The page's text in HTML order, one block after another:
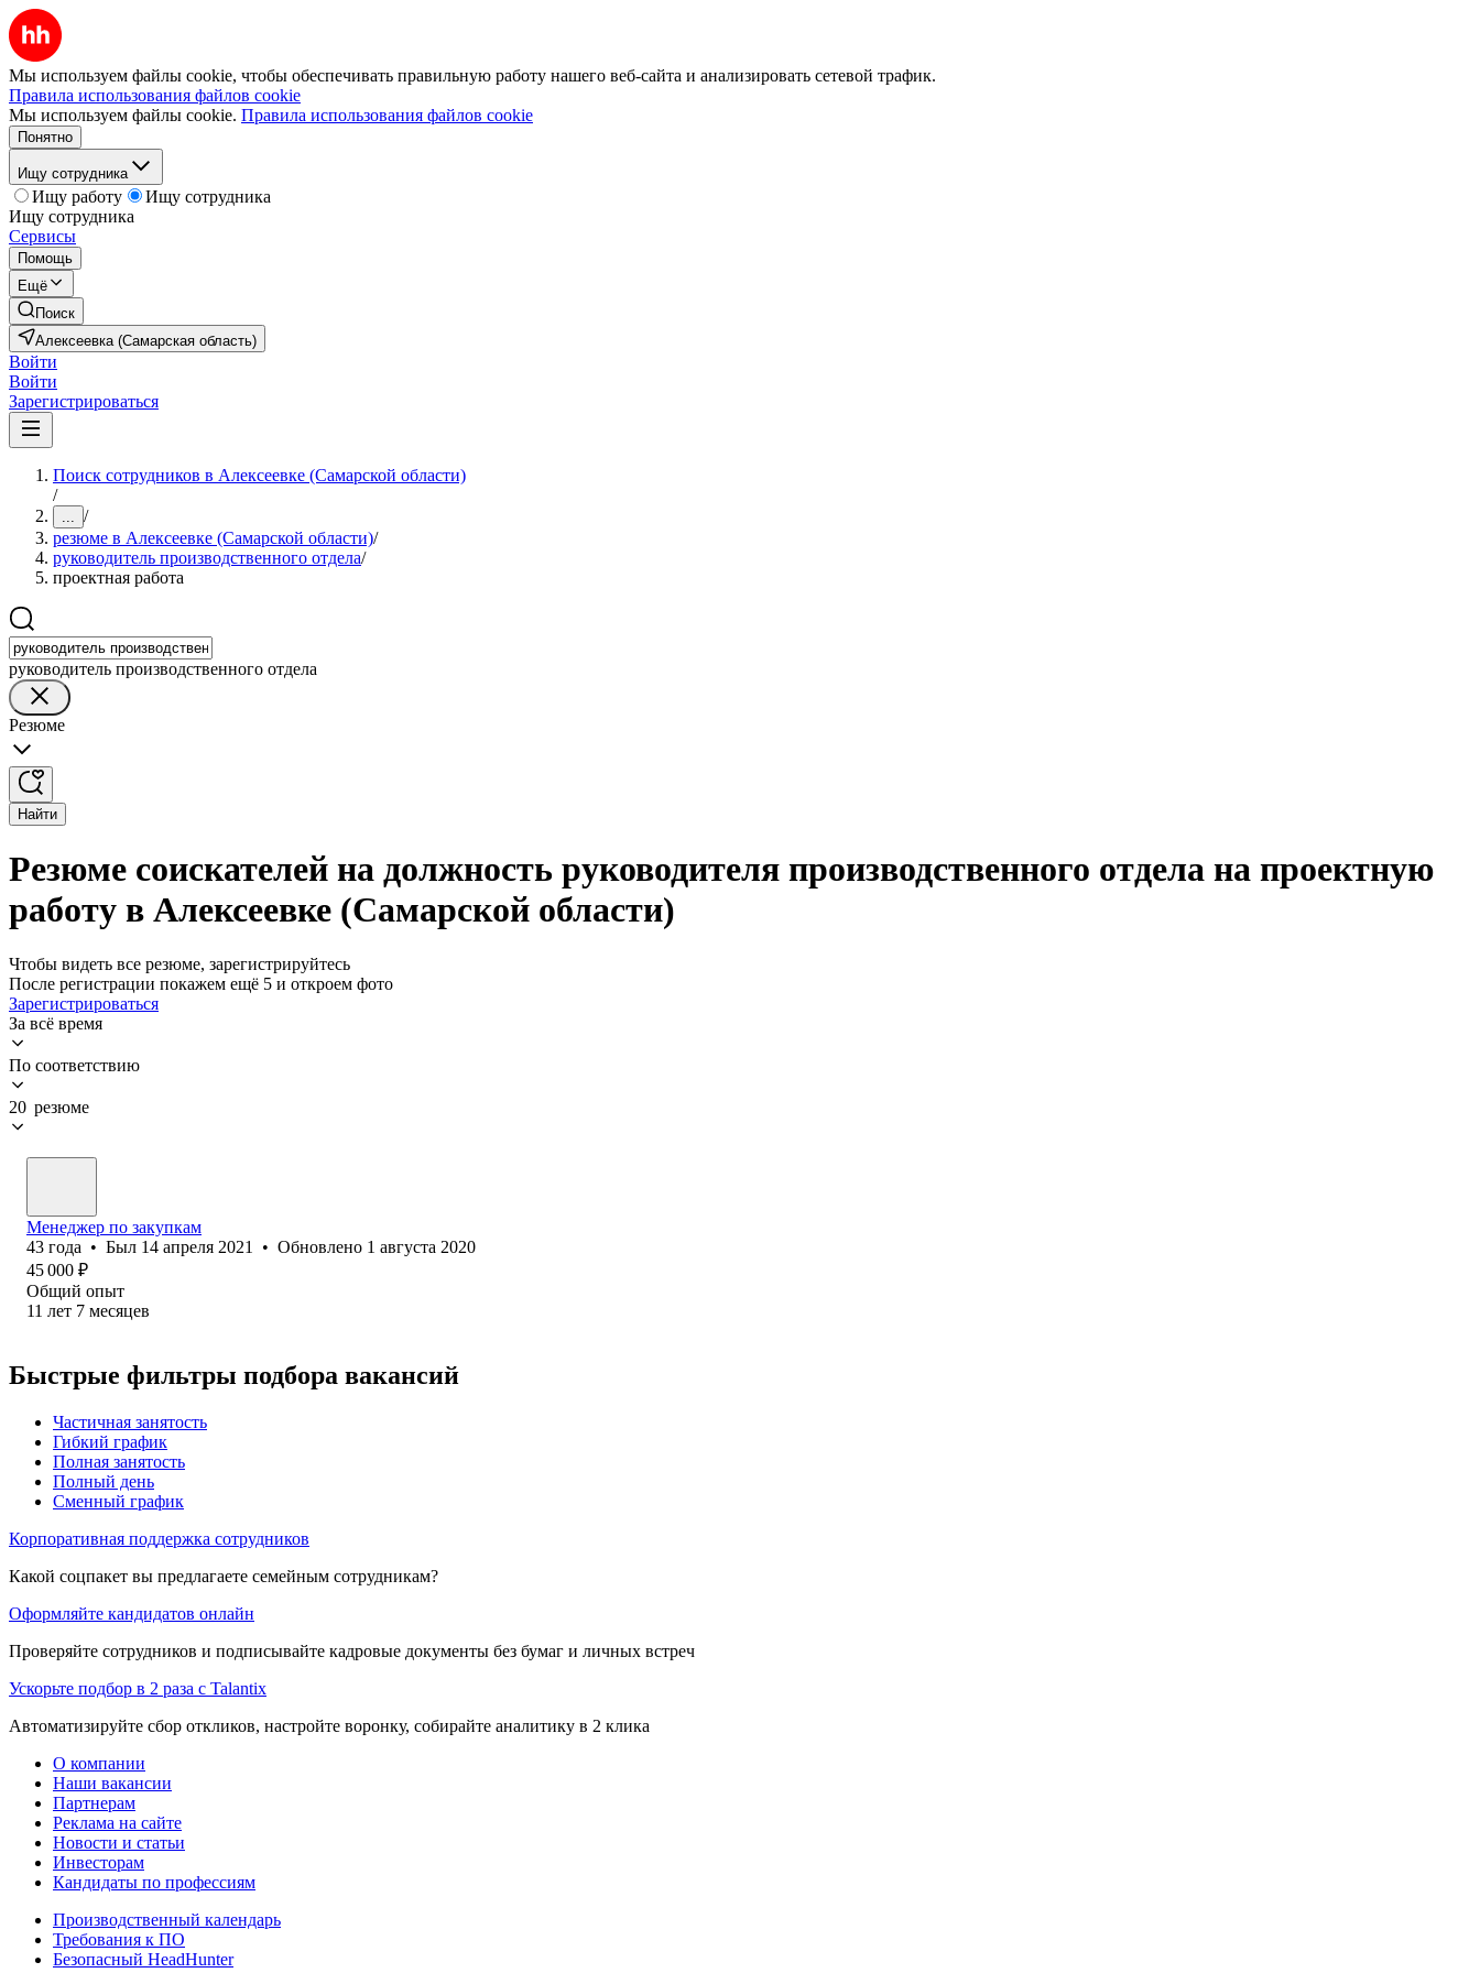
Мы используем файлы cookie, чтобы обеспечивать правильную работу нашего веб-сайта и анализировать сетевой трафик.
Правила использования файлов cookie
Мы используем файлы cookie. Правила использования файлов cookie
Понятно
Ищу сотрудника
Ищу работу
Ищу сотрудника
Ищу сотрудника
Сервисы
Помощь
Ещё
Поиск
Алексеевка (Самарская область)
Войти
Войти
Зарегистрироваться
Поиск сотрудников в Алексеевке (Самарской области)
/
... /
резюме в Алексеевке (Самарской области)/
руководитель производственного отдела/
проектная работа
руководитель производственного отдела
Резюме
Найти
Резюме соискателей на должность руководителя производственного отдела на проектную
работу в Алексеевке (Самарской области)
Чтобы видеть все резюме, зарегистрируйтесь
После регистрации покажем ещё 5 и откроем фото
Зарегистрироваться
За всё время
По соответствию
20 резюме
Менеджер по закупкам
43 года • Был 14 апреля 2021 • Обновлено 1 августа 2020
45 000 ₽
Общий опыт
11 лет 7 месяцев
Быстрые фильтры подбора вакансий
Частичная занятость
Гибкий график
Полная занятость
Полный день
Сменный график
Корпоративная поддержка сотрудников
Какой соцпакет вы предлагаете семейным сотрудникам?
Оформляйте кандидатов онлайн
Проверяйте сотрудников и подписывайте кадровые документы без бумаг и личных встреч
Ускорьте подбор в 2 раза с Talantix
Автоматизируйте сбор откликов, настройте воронку, собирайте аналитику в 2 клика
О компании
Наши вакансии
Партнерам
Реклама на сайте
Новости и статьи
Инвесторам
Кандидаты по профессиям
Производственный календарь
Требования к ПО
Безопасный HeadHunter